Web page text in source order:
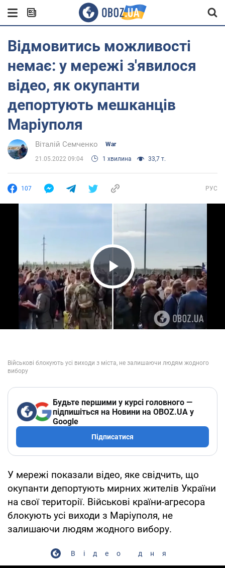
Відмовитись можливості
немає: у мережі з'явилося
відео, як окупанти
депортують мешканців
Маріуполя
Віталій Семченко War
21.05.2022 09:04 1 хвилина 33,7 т.
107 РУС
Play Video
Будьте першими у курсі головного —
підпишіться на Новини на OBOZ.UA у
Google
Підписатися
У мережі показали відео, яке свідчить, що
окупанти депортують мирних жителів України
на свої території. Військові країни-агресора
блокують усі виходи з Маріуполя, не
залишаючи людям жодного вибору.
Відео дня